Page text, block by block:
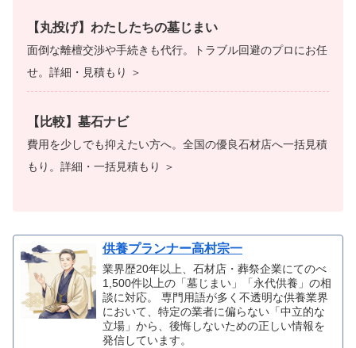
【丸投げ】わたしたちの墓じまい
面倒な離檀交渉や手続きも代行。トラブル回避のプロにお任
せ。詳細・見積もり ＞
【比較】墓石ナビ
費用を少しでも抑えたい方へ。全国の優良石材店へ一括見積
もり。詳細・一括見積もり ＞
供養プランナー高村宗一
業界歴20年以上、石材店・葬祭企業にてのべ
1,500件以上の「墓じまい」「永代供養」の相
談に対応。 専門用語が多く不透明な供養業界
において、特定の業者に偏らない「中立的な
立場」から、後悔しないための正しい情報を
発信しています。